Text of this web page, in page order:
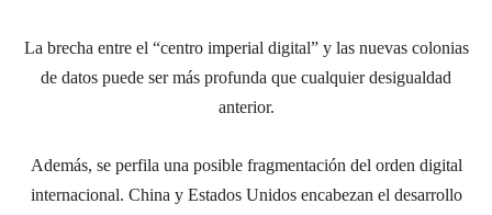
La brecha entre el “centro imperial digital” y las nuevas colonias
de datos puede ser más profunda que cualquier desigualdad
anterior.
Además, se perfila una posible fragmentación del orden digital
internacional. China y Estados Unidos encabezan el desarrollo